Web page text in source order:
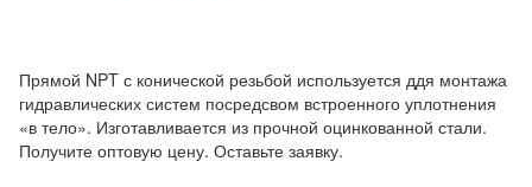
Прямой NPT с конической резьбой используется ддя монтажа
гидравлических систем посредсвом встроенного уплотнения
«в тело». Изготавливается из прочной оцинкованной стали.
Получите оптовую цену. Оставьте заявку.